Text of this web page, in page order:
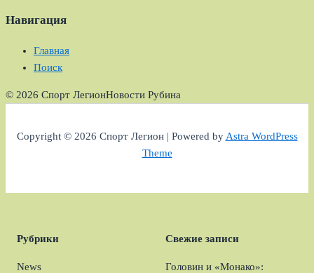
Навигация
Главная
Поиск
© 2026 Спорт ЛегионНовости Рубина
Copyright © 2026 Спорт Легион | Powered byAstra WordPress
Theme
Рубрики
News
Свежие записи
Головин и «Монако»: